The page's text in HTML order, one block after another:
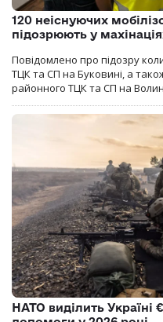
120 неіснуючих
підозрюють у
Повідомлено про підозру
ТЦК та СП на Буковині, а
районного ТЦК та СП на
НАТО виділить Україні